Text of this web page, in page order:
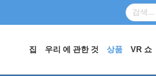
집 우리 에 관한 것 상품 VR 쇼